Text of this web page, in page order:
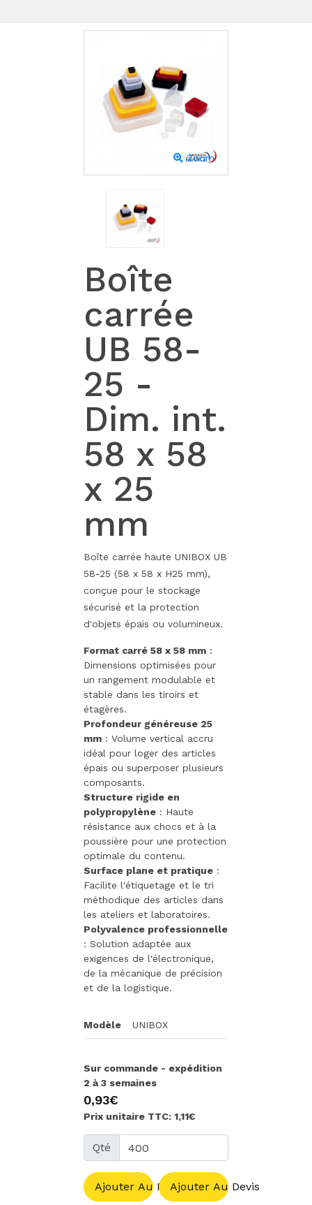
Zoom
Boîte
carrée
UB 58-
25 -
Dim. int.
58 x 58
x 25
mm
Boîte carrée haute UNIBOX UB
58-25 (58 x 58 x H25 mm),
conçue pour le stockage
sécurisé et la protection
d'objets épais ou volumineux.
Format carré 58 x 58 mm :
Dimensions optimisées pour
un rangement modulable et
stable dans les tiroirs et
étagères.
Profondeur généreuse 25
mm : Volume vertical accru
idéal pour loger des articles
épais ou superposer plusieurs
composants.
Structure rigide en
polypropylène : Haute
résistance aux chocs et à la
poussière pour une protection
optimale du contenu.
Surface plane et pratique :
Facilite l'étiquetage et le tri
méthodique des articles dans
les ateliers et laboratoires.
Polyvalence professionnelle
: Solution adaptée aux
exigences de l'électronique,
de la mécanique de précision
et de la logistique.
Modèle UNIBOX
Sur commande - expédition
2 à 3 semaines
0,93€
Prix unitaire TTC: 1,11€
Qté
Ajouter Au PanierAjouter Au Devis